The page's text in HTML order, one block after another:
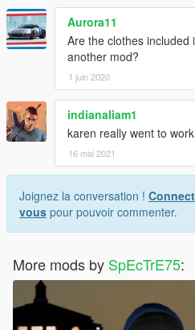
Aurora11
Are the clothes
another mod?
1 juin 2020
indianaliam1
karen really went to
16 mai 2021
Joignez la conversation !
vous pour pouvoir commenter.
More mods by SpEcTrE75: